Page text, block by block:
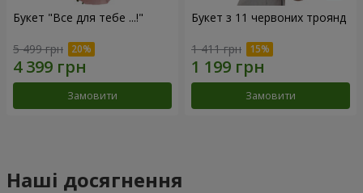
Букет "Все для тебе ...!"
5 499 грн
Замовити
Букет з 11 червоних троянд
1 411 грн
Замовити
Наші досягнення